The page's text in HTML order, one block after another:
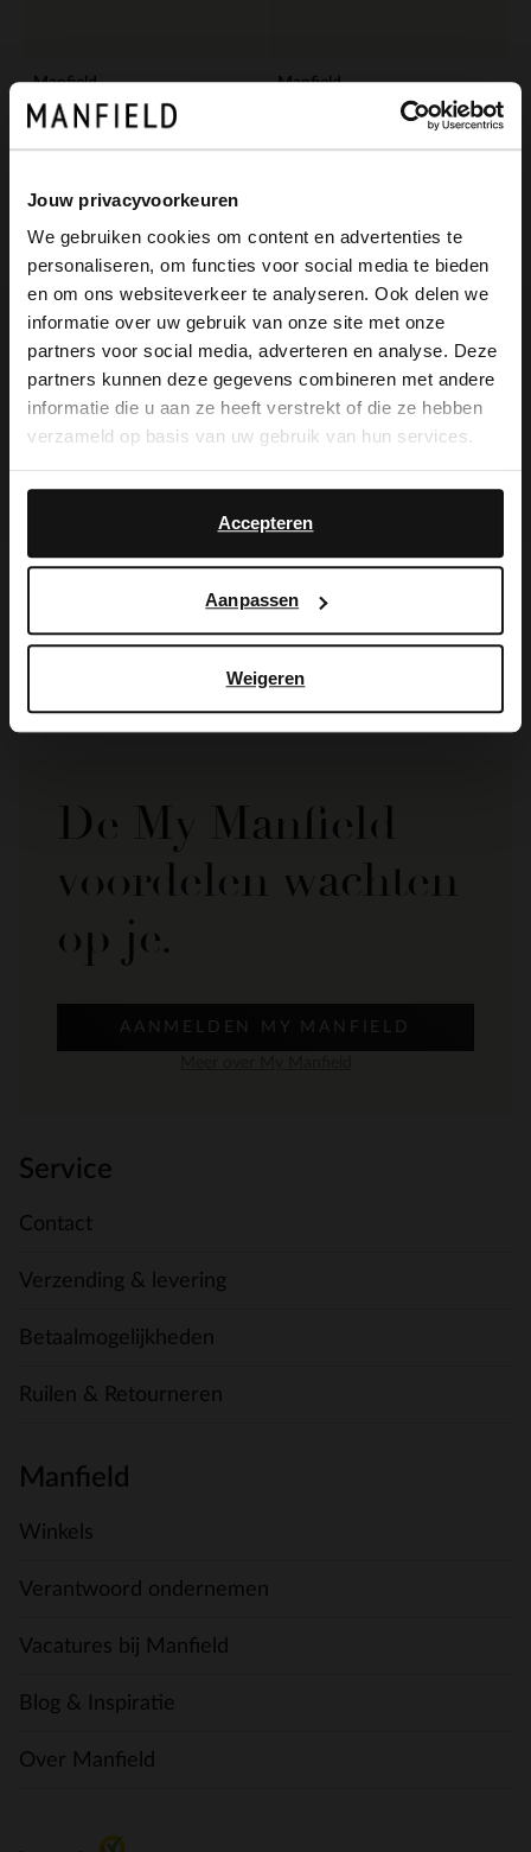
Jouw privacyvoorkeuren
We gebruiken cookies om content en advertenties te
personaliseren, om functies voor social media te bieden
en om ons websiteverkeer te analyseren. Ook delen we
informatie over uw gebruik van onze site met onze
partners voor social media, adverteren en analyse. Deze
partners kunnen deze gegevens combineren met andere
informatie die u aan ze heeft verstrekt of die ze hebben
verzameld op basis van uw gebruik van hun services.
Accepteren
Aanpassen
Weigeren
Manfield
Donkerblauwe suède sneakers
129.99
Manfield
Donkerblauwe leren sneakers
129.99
Blauwe suède sneakers met dubbele vetersluiting Blauwe denim sneakers
70.00
De My Manfield
voordelen wachten
op je.
AANMELDEN MY MANFIELD
Service
Contact
Verzending & levering
Betaalmogelijkheden
Ruilen & Retourneren
Manfield
Winkels
Verantwoord ondernemen
Vacatures bij Manfield
Blog & Inspiratie
Over Manfield
×
View this website in English?
It looks like your language isn't Dutch. Would
you like to switch to English?
English